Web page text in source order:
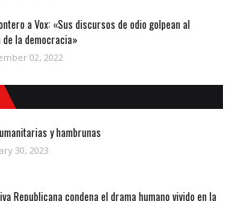
a Vox: «Sus discursos de odio golpean al
la democracia»
02, 2022
y hambrunas
30, 2023
Republicana condena el drama humano vivido en la